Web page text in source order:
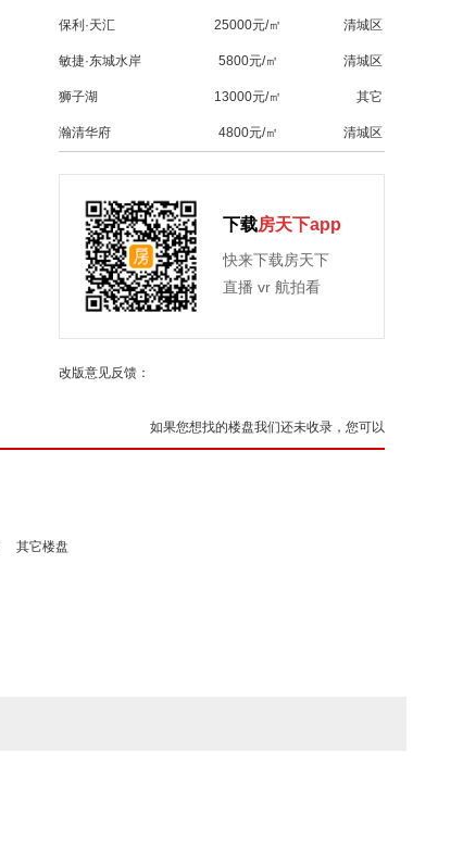
保利·天汇 25000元/㎡ 清城区
敏捷·东城水岸 5800元/㎡ 清城区
狮子湖 13000元/㎡ 其它
瀚清华府 4800元/㎡ 清城区
下载房天下app
快来下载房天下
直播 vr 航拍看
改版意见反馈：
如果您想找的楼盘我们还未收录，您可以
其它楼盘